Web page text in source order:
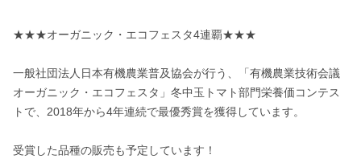
★★★オーガニック・エコフェスタ4連覇★★★
一般社団法人日本有機農業普及協会が行う、「有機農業技術会議
オーガニック・エコフェスタ」冬中玉トマト部門栄養価コンテス
トで、2018年から4年連続で最優秀賞を獲得しています。
受賞した品種の販売も予定しています！